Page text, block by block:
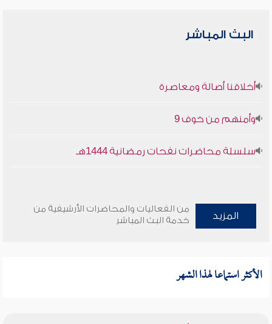
البث المباشر
أخلاقنا أصالة ومعاصرة
وأمنهم من خوف 9
سلسلة محاضرات نفحات رمضانية 1444هـ
المزيد
من الفعاليات والمحاضرات الأرشيفية من
خدمة البث المباشر
الأكثر استماعا لهذا الشهر